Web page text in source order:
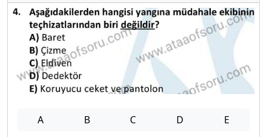
A B C D E